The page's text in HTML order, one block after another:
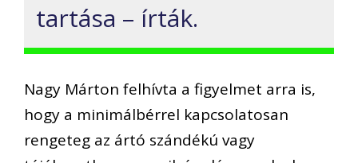
tartása – írták.
Nagy Márton felhívta a figyelmet arra is,
hogy a minimálbérrel kapcsolatosan
rengeteg az ártó szándékú vagy